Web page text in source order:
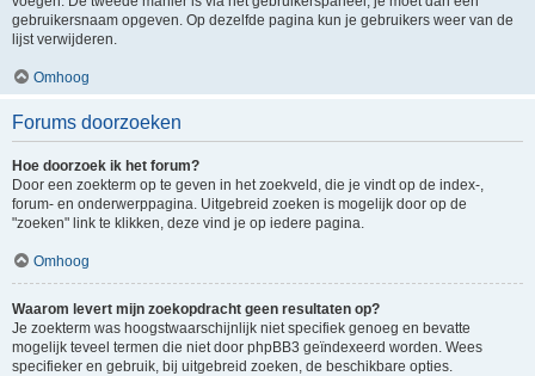
gebruikersnaam opgeven. Op dezelfde pagina kun je gebruikers weer van de
lijst verwijderen.
Omhoog
Forums doorzoeken
Hoe doorzoek ik het forum?
Door een zoekterm op te geven in het zoekveld, die je vindt op de index-,
forum- en onderwerppagina. Uitgebreid zoeken is mogelijk door op de
"zoeken" link te klikken, deze vind je op iedere pagina.
Omhoog
Waarom levert mijn zoekopdracht geen resultaten op?
Je zoekterm was hoogstwaarschijnlijk niet specifiek genoeg en bevatte
mogelijk teveel termen die niet door phpBB3 geïndexeerd worden. Wees
specifieker en gebruik, bij uitgebreid zoeken, de beschikbare opties.